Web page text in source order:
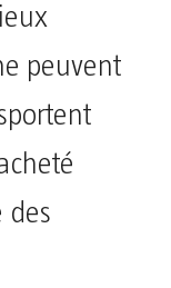
peuvent
des